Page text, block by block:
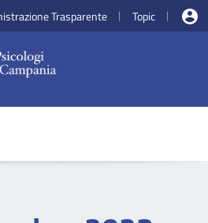
Trasparente | Topic |